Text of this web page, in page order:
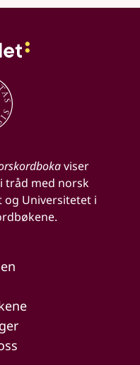
viser
tråd med norsk
Universitetet i